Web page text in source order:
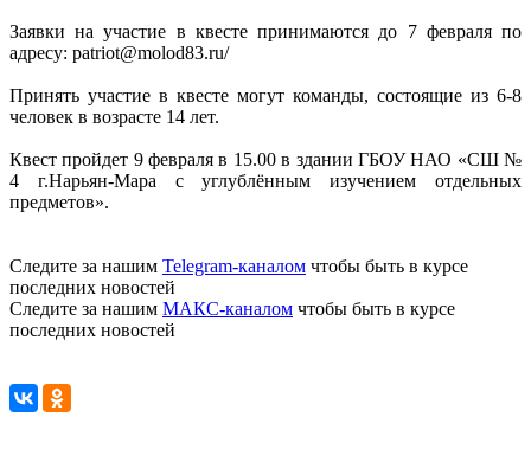
Заявки на участие в квесте принимаются до 7 февраля по
адресу: patriot@molod83.ru/
Принять участие в квесте могут команды, состоящие из 6-8
человек в возрасте 14 лет.
Квест пройдет 9 февраля в 15.00 в здании ГБОУ НАО «СШ №
4 г.Нарьян-Мара с углублённым изучением отдельных
предметов».
Следите за нашим Telegram-каналом чтобы быть в курсе
последних новостей
Следите за нашим МАКС-каналом чтобы быть в курсе
последних новостей